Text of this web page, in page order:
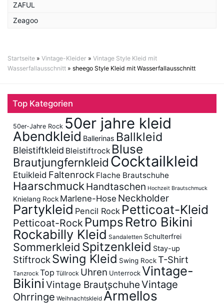
ZAFUL
Zeagoo
Startseite » Vintage-Kleider » Vintage Style Kleid mit
Wasserfallausschnitt » sheego Style Kleid mit Wasserfallausschnitt
Top Kategorien
50er-Jahre Rock 50er jahre kleid
Abendkleid Ballerinas Ballkleid
Bleistiftkleid Bleistiftrock Bluse
Brautjungfernkleid Cocktailkleid
Etuikleid Faltenrock Flache Brautschuhe
Haarschmuck Handtaschen Hochzeit Brautschmuck
Knielang Rock Marlene-Hose Neckholder
Partykleid Pencil Rock Petticoat-Kleid
Petticoat-Rock Pumps Retro Bikini
Rockabilly Kleid Sandaletten Schulterfrei
Sommerkleid Spitzenkleid Stay-up
Stiftrock Swing Kleid Swing RockT-Shirt
Tanzrock Top Tüllrock Uhren UnterrockVintage-
BikiniVintage BrautschuheVintage
Ohrringe Weihnachtskleid Ärmellos